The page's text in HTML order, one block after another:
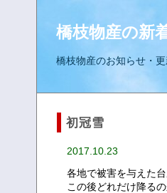
橋枝物産の新
橋枝物産のお知らせ・
初冠雪
2017.10.23
各地で被害を与えた
この後どれだけ降る